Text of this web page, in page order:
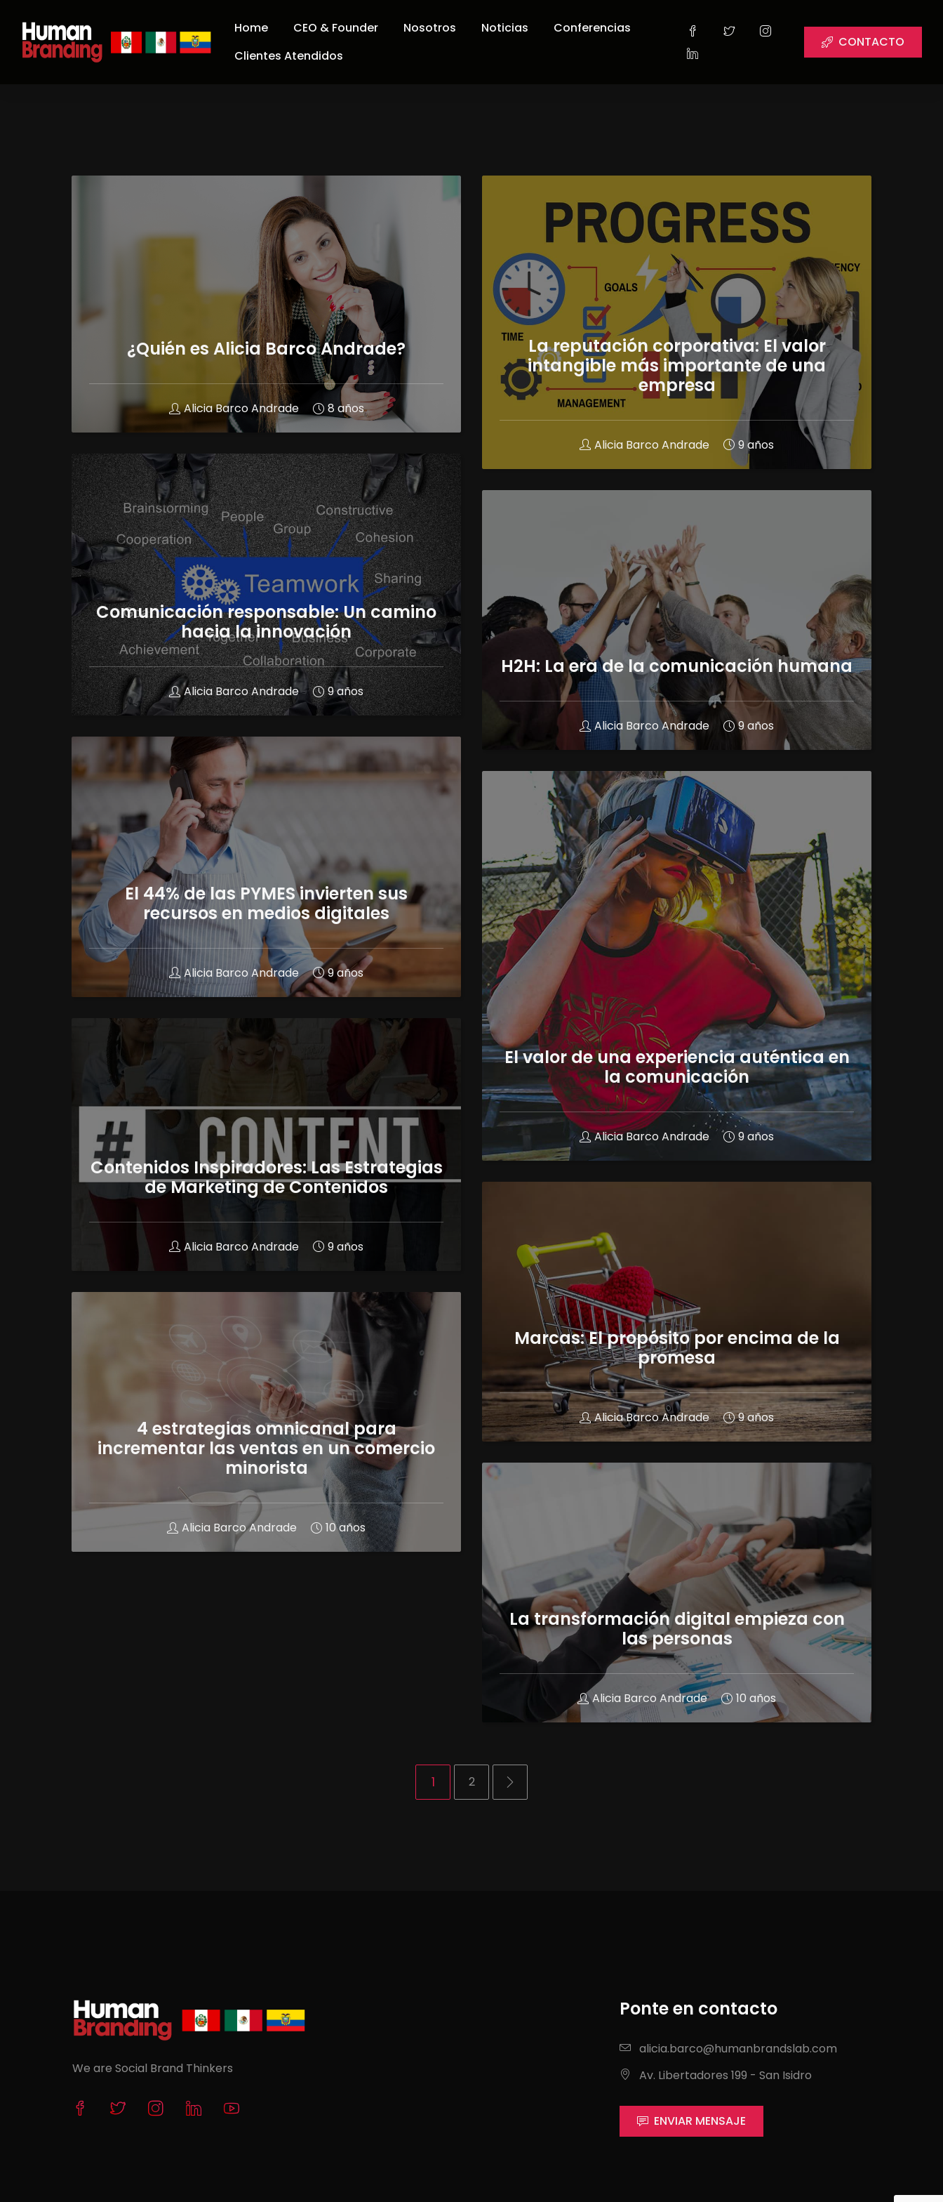
Home CEO & Founder Nosotros Noticias
Conferencias
Clientes Atendidos
CONTACTO
¿Quién es Alicia Barco Andrade?
Alicia Barco Andrade 8 años
Comunicación responsable: Un camino
hacia la innovación
Alicia Barco Andrade 9 años
El 44% de las PYMES invierten sus
recursos en medios digitales
Alicia Barco Andrade 9 años
Contenidos Inspiradores: Las Estrategias
de Marketing de Contenidos
Alicia Barco Andrade 9 años
4 estrategias omnicanal para
incrementar las ventas en un comercio
minorista
Alicia Barco Andrade 10 años
La reputación corporativa: El valor
intangible más importante de una
empresa
Alicia Barco Andrade 9 años
H2H: La era de la comunicación humana
Alicia Barco Andrade 9 años
El valor de una experiencia auténtica en
la comunicación
Alicia Barco Andrade 9 años
Marcas: El propósito por encima de la
promesa
Alicia Barco Andrade 9 años
La transformación digital empieza con
las personas
Alicia Barco Andrade 10 años
1 2
We are Social Brand Thinkers
Ponte en contacto
alicia.barco@humanbrandslab.com
Av. Libertadores 199 - San Isidro
ENVIAR MENSAJE